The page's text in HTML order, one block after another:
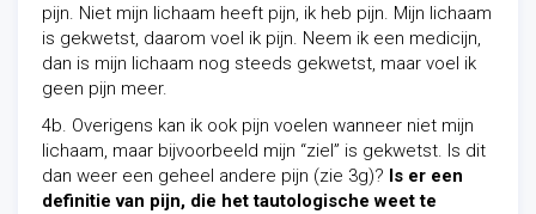
pijn. Niet mijn lichaam heeft pijn, ik heb pijn. Mijn lichaam
is gekwetst, daarom voel ik pijn. Neem ik een medicijn,
dan is mijn lichaam nog steeds gekwetst, maar voel ik
geen pijn meer.
4b. Overigens kan ik ook pijn voelen wanneer niet mijn
lichaam, maar bijvoorbeeld mijn “ziel” is gekwetst. Is dit
dan weer een geheel andere pijn (zie 3g)? Is er een
definitie van pijn, die het tautologische weet te